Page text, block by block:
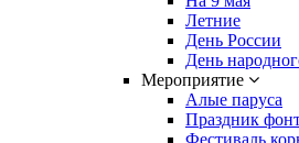
Летние
День России
День
Мероприятие
Алые паруса
Праздник
Фестиваль